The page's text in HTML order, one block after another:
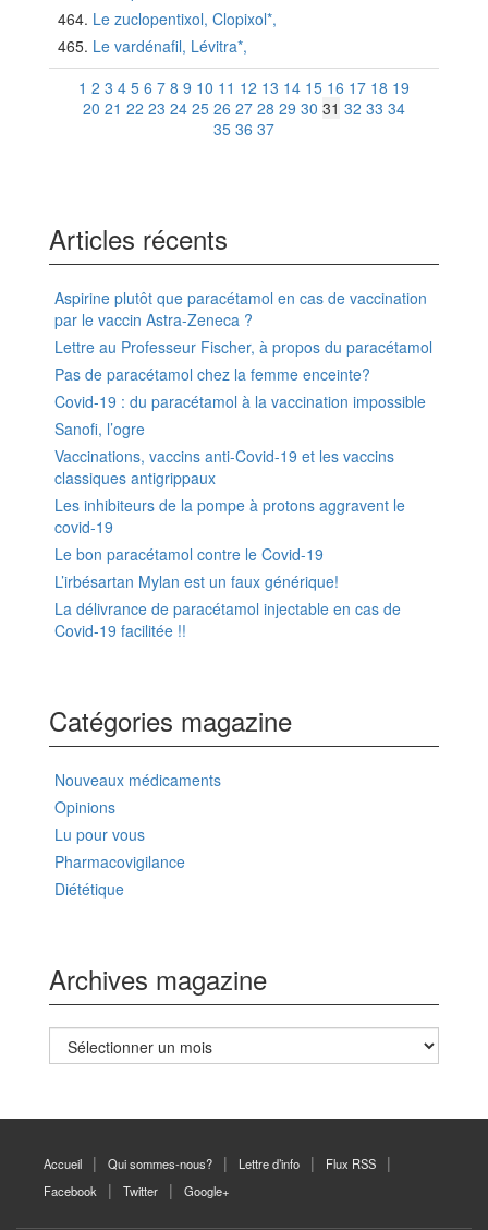
Le zuclopentixol, Clopixol*,
Le vardénafil, Lévitra*,
1 2 3 4 5 6 7 8 9 10 11 12 13 14 15 16 17 18 19
20 21 22 23 24 25 26 27 28 29 30 31 32 33 34
35 36 37
Articles récents
Aspirine plutôt que paracétamol en cas de vaccination
par le vaccin Astra-Zeneca ?
Lettre au Professeur Fischer, à propos du paracétamol
Pas de paracétamol chez la femme enceinte?
Covid-19 : du paracétamol à la vaccination impossible
Sanofi, l’ogre
Vaccinations, vaccins anti-Covid-19 et les vaccins
classiques antigrippaux
Les inhibiteurs de la pompe à protons aggravent le
covid-19
Le bon paracétamol contre le Covid-19
L’irbésartan Mylan est un faux générique!
La délivrance de paracétamol injectable en cas de
Covid-19 facilitée !!
Catégories magazine
Nouveaux médicaments
Opinions
Lu pour vous
Pharmacovigilance
Diététique
Archives magazine
Archives
magazine
Accueil Qui sommes-nous? Lettre d’info
Flux RSS
Facebook
Twitter Google+